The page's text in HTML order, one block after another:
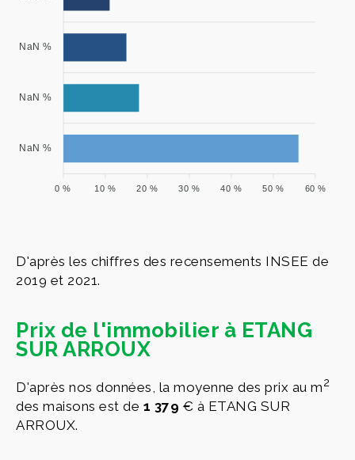
NaN %
NaN %
NaN %
60 %
50 %
40 %
30 %
20 %
10 %
0 %
D'après les chiffres des recensements INSEE de
2019 et 2021.
Prix de l'immobilier à ETANG
SUR ARROUX
D'après nos données, la moyenne des prix au m2
des maisons est de 1 379 € à ETANG SUR
ARROUX.